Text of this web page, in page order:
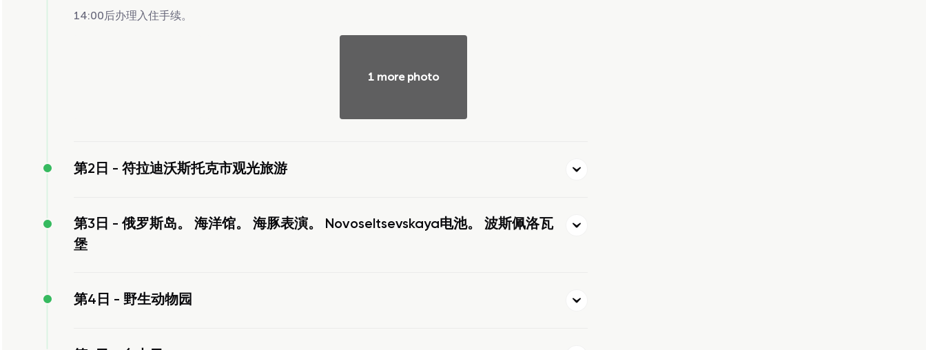
14:00后办理入住手续。
1 more photo
第2日 - 符拉迪沃斯托克市观光旅游
第3日 - 俄罗斯岛。 海洋馆。 海豚表演。 Novoseltsevskaya电池。 波斯佩洛瓦
堡
第4日 - 野生动物园